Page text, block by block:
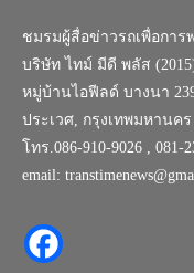
ชมรมผู้สื่อข่าวรถเพื่อกา
บริษัท ไทม์ มีดี พลัส
หมู่บ้านไอฟีลด์ บางนา
ประเวศ, กรุงเทพมหานคร
โทร.086-910-9026 , 081-
email: